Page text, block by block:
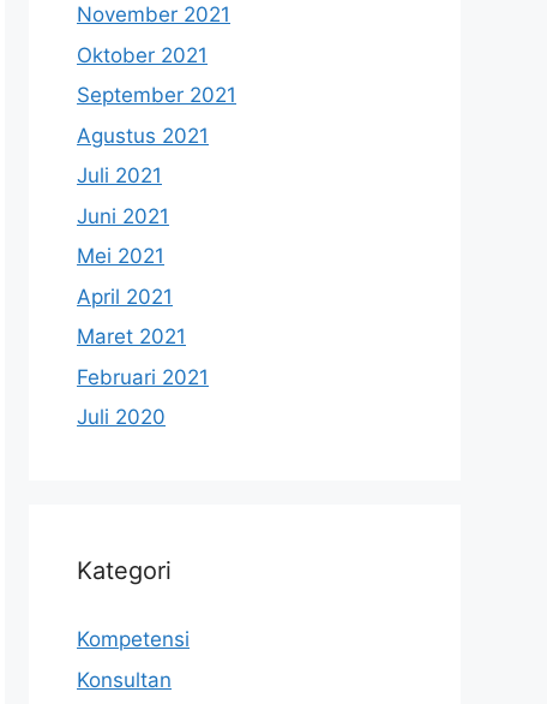
November 2021
Oktober 2021
September 2021
Agustus 2021
Juli 2021
Juni 2021
Mei 2021
April 2021
Maret 2021
Februari 2021
Juli 2020
Kategori
Kompetensi
Konsultan